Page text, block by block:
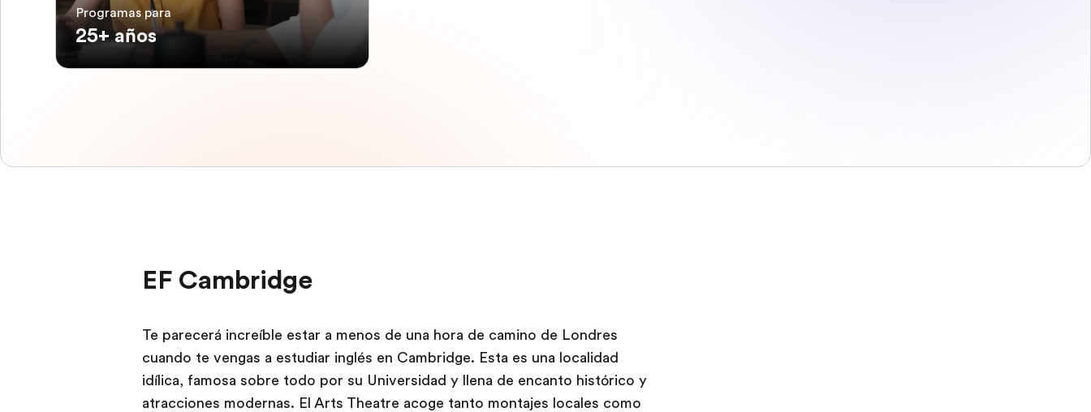
Programas para
25+ años
EF Cambridge
Te parecerá increíble estar a menos de una hora de camino de Londres
cuando te vengas a estudiar inglés en Cambridge. Esta es una localidad
idílica, famosa sobre todo por su Universidad y llena de encanto histórico y
atracciones modernas. El Arts Theatre acoge tanto montajes locales como